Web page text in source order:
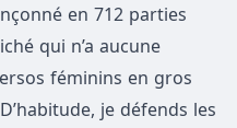
en 712 parties
qui n’a aucune
féminins en gros
je défends les